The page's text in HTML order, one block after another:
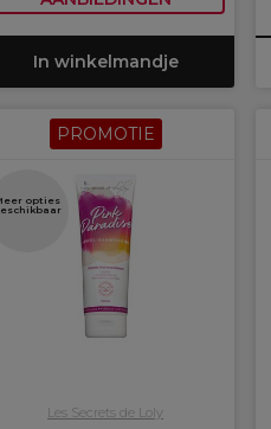
In winkelmandje
PROMOTIE
opties
Les Secrets de Loly